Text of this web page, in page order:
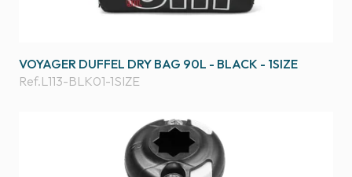
VOYAGER DUFFEL DRY BAG 90L - BLACK - 1SIZE
Ref.L113-BLK01-1SIZE